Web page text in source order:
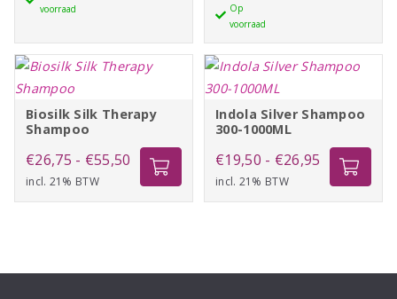
voorraad
Op
voorraad
250ml
Biosilk Silk Therapy
Shampoo
€26,75 - €55,50 Prijsklasse:
€26,75
tot
incl. 21% BTW
Indola Silver Shampoo
300-1000ML
€19,50 - €26,95 Prijsklasse:
€19,50
tot
incl. 21% BTW